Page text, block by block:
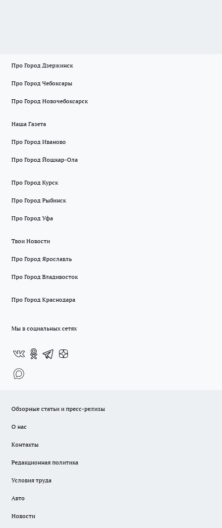
Про Город Дзержинск
Про Город Чебоксары
Про Город Новочебоксарск
Наша Газета
Про Город Иваново
Про Город Йошкар-Ола
Про Город Курск
Про Город Рыбинск
Про Город Уфа
Твои Новости
Про Город Ярославль
Про Город Владивосток
Про Город Краснодара
Мы в социальных сетях
Обзорные статьи и пресс-релизы
О нас
Контакты
Редакционная политика
Условия труда
Авто
Новости